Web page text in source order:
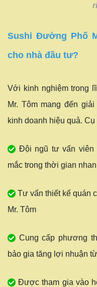
Sushi Đường Phố
cho nhà đầu tư?
Với kinh nghiệm trong
Mr. Tôm mang đến
kinh doanh hiệu quả. Cụ
Đội ngũ tư vấn viên
mắc trong thời gian
Tư vấn thiết kế quán
Mr. Tôm
Cung cấp phương
bảo gia tăng lợi nhuận
Được tham gia vào